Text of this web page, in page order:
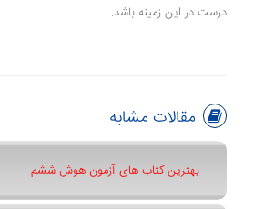
درست در این زمینه باشد.
مقالات مشابه
بهترین کتاب های آزمون هوش ششم